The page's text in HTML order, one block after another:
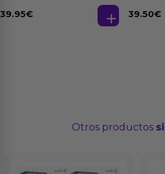
39.95€
Natural
39.50€
Otros productos